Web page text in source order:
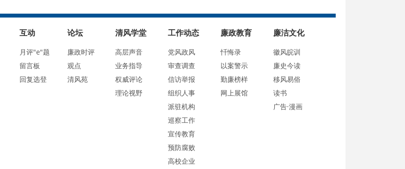
互动
月评"e"题
留言板
回复选登
论坛
廉政时评
观点
清风苑
清风学堂
高层声音
业务指导
权威评论
理论视野
工作动态
党风政风
审查调查
信访举报
组织人事
派驻机构
巡察工作
宣传教育
预防腐败
高校企业
廉政教育
忏悔录
以案警示
勤廉榜样
网上展馆
廉洁文化
徽风皖训
廉史今读
移风易俗
读书
广告·漫画